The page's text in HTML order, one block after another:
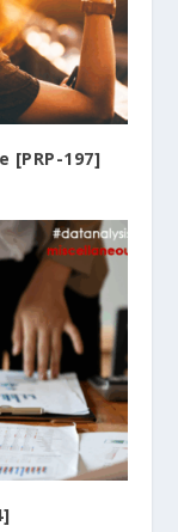
[PRP-197]